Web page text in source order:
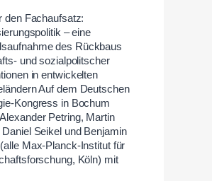
den Fachaufsatz:
– eine
des Rückbaus
und sozialpolitscher
in entwickelten
Auf dem Deutschen
Kongress in Bochum
Petring, Martin
Daniel Seikel und Benjamin
Max-Planck-Institut für
Köln) mit